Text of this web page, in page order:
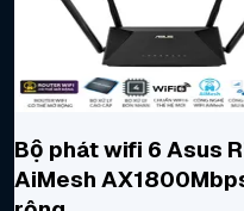
Bộ phát wifi 6 Asus
AiMesh